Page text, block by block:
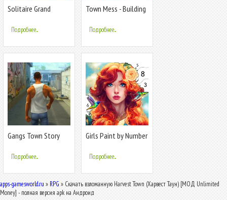
Solitaire Grand
Подробнее...
Town Mess - Building
Подробнее...
Gangs Town Story
Подробнее...
Girls Paint by Number
Подробнее...
apps-gamesworld.ru » RPG » Скачать взломанную Harvest Town (Харвест Таун) [МОД Unlimited
Money] - полная версия apk на Андроид